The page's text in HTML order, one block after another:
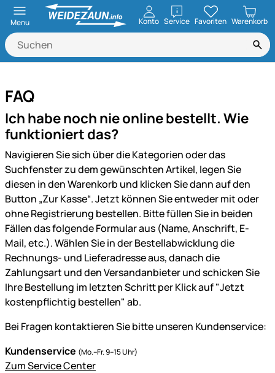
Menu Konto ServiceöffnenFavoriten Warenkorb
FAQ
Ich habe noch nie online bestellt. Wie
funktioniert das?
Navigieren Sie sich über die Kategorien oder das
Suchfenster zu dem gewünschten Artikel, legen Sie
diesen in den Warenkorb und klicken Sie dann auf den
Button „Zur Kasse“. Jetzt können Sie entweder mit oder
ohne Registrierung bestellen. Bitte füllen Sie in beiden
Fällen das folgende Formular aus (Name, Anschrift, E-
Mail, etc.). Wählen Sie in der Bestellabwicklung die
Rechnungs- und Lieferadresse aus, danach die
Zahlungsart und den Versandanbieter und schicken Sie
Ihre Bestellung im letzten Schritt per Klick auf "Jetzt
kostenpflichtig bestellen" ab.
Bei Fragen kontaktieren Sie bitte unseren Kundenservice:
Kundenservice (Mo.–Fr. 9–15 Uhr)
Zum Service Center